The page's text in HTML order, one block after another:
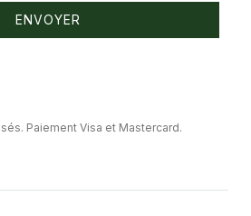
ENVOYER
Paiement Visa et Mastercard.